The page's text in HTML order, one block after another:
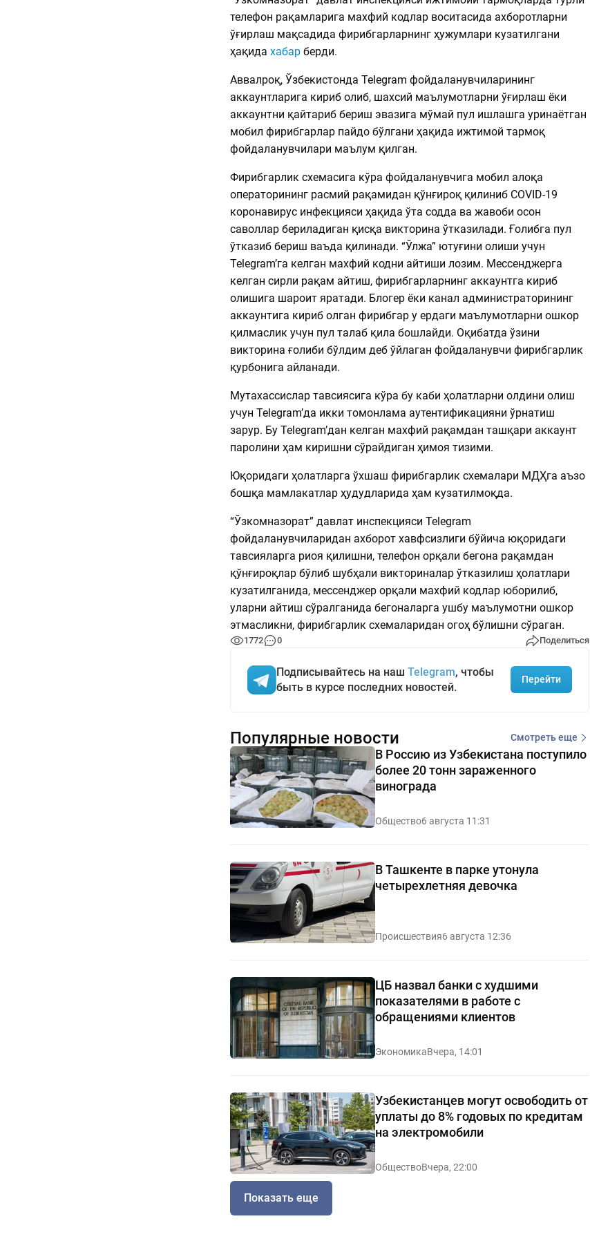
телефон рақамларига махфий кодлар воситасида ахборотларни
ўғирлаш мақсадида фирибгарларнинг ҳужумлари кузатилгани
ҳақида хабарберди.
Аввалроқ, Ўзбекистонда Telegram фойдаланувчиларининг
аккаунтларига кириб олиб, шахсий маълумотларни ўғирлаш ёки
аккаунтни қайтариб бериш эвазига мўмай пул ишлашга уринаётган
мобил фирибгарлар пайдо бўлгани ҳақида ижтимой тармоқ
фойдаланувчилари маълум қилган.
Фирибгарлик схемасига кўра фойдаланувчига мобил алоқа
операторининг расмий рақамидан қўнғироқ қилиниб COVID-19
коронавирус инфекцияси ҳақида ўта содда ва жавоби осон
саволлар бериладиган қисқа викторина ўтказилади. Ғолибга пул
ўтказиб бериш ваъда қилинади. “Ўлжа” ютуғини олиши учун
Telegram’га келган махфий кодни айтиши лозим. Мессенджерга
келган сирли рақам айтиш, фирибгарларнинг аккаунтга кириб
олишига шароит яратади. Блогер ёки канал администраторининг
аккаунтига кириб олган фирибгар у ердаги маълумотларни ошкор
қилмаслик учун пул талаб қила бошлайди. Оқибатда ўзини
викторина ғолиби бўлдим деб ўйлаган фойдаланувчи фирибгарлик
қурбонига айланади.
Мутахассислар тавсиясига кўра бу каби ҳолатларни олдини олиш
учун Telegram’да икки томонлама аутентификацияни ўрнатиш
зарур. Бу Telegram’дан келган махфий рақамдан ташқари аккаунт
паролини ҳам киришни сўрайдиган ҳимоя тизими.
Юқоридаги ҳолатларга ўхшаш фирибгарлик схемалари МДҲга аъзо
бошқа мамлакатлар ҳудудларида ҳам кузатилмоқда.
“Ўзкомназорат” давлат инспекцияси Telegram
фойдаланувчиларидан ахборот хавфсизлиги бўйича юқоридаги
тавсияларга риоя қилишни, телефон орқали бегона рақамдан
қўнғироқлар бўлиб шубҳали викториналар ўтказилиш ҳолатлари
кузатилганида, мессенджер орқали махфий кодлар юборилиб,
уларни айтиш сўралганида бегоналарга ушбу маълумотни ошкор
этмасликни, фирибгарлик схемаларидан огоҳ бўлишни сўраган.
1772 0 Поделиться
Подписывайтесь на наш Telegram, чтобы
быть в курсе последних новостей.
Перейти
Популярные новости Смотреть еще
В Россию из Узбекистана поступило
более 20 тонн зараженного
винограда
Общество6 августа 11:31
В Ташкенте в парке утонула
четырехлетняя девочка
Происшествия6 августа 12:36
ЦБ назвал банки с худшими
показателями в работе с
обращениями клиентов
ЭкономикаВчера, 14:01
Узбекистанцев могут освободить от
уплаты до 8% годовых по кредитам
на электромобили
ОбществоВчера, 22:00
Показать еще